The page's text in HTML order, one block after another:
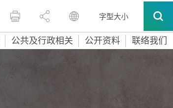
字型大小
公共及行政相关 公开资料 联络我们